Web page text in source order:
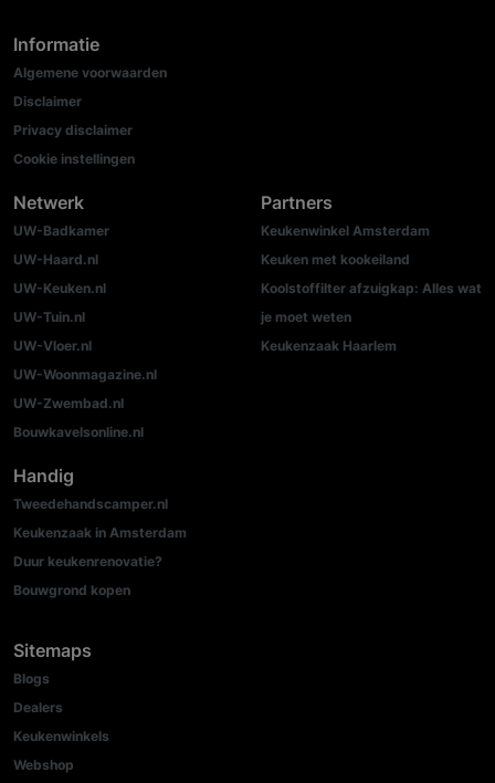
Informatie
Algemene voorwaarden
Disclaimer
Privacy disclaimer
Cookie instellingen
Netwerk
UW-Badkamer
UW-Haard.nl
UW-Keuken.nl
UW-Tuin.nl
UW-Vloer.nl
UW-Woonmagazine.nl
UW-Zwembad.nl
Bouwkavelsonline.nl
Partners
Keukenwinkel Amsterdam
Keuken met kookeiland
Koolstoffilter afzuigkap: Alles wat
je moet weten
Keukenzaak Haarlem
Handig
Tweedehandscamper.nl
Keukenzaak in Amsterdam
Duur keukenrenovatie?
Bouwgrond kopen
Sitemaps
Blogs
Dealers
Keukenwinkels
Webshop